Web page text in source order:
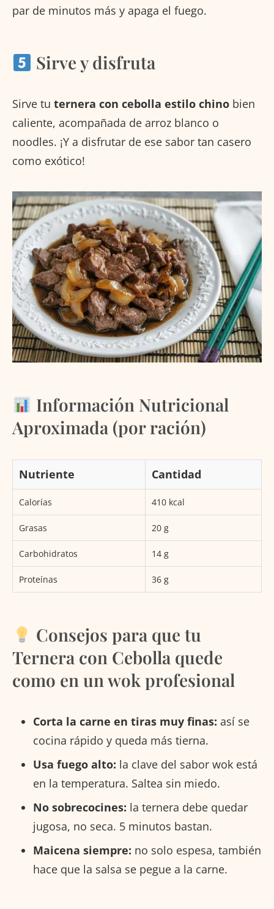
par de minutos más y apaga el fuego.
Sirve y disfruta
Sirve tu ternera con cebolla estilo chino bien
caliente, acompañada de arroz blanco o
noodles. ¡Y a disfrutar de ese sabor tan casero
como exótico!
Información Nutricional
Aproximada (por ración)
Nutriente Cantidad
Calorías 410 kcal
Grasas 20 g
Carbohidratos 14 g
Proteínas 36 g
Consejos para que tu
Ternera con Cebolla quede
como en un wok profesional
Corta la carne en tiras muy finas: así se
cocina rápido y queda más tierna.
Usa fuego alto: la clave del sabor wok está
en la temperatura. Saltea sin miedo.
No sobrecocines: la ternera debe quedar
jugosa, no seca. 5 minutos bastan.
Maicena siempre: no solo espesa, también
hace que la salsa se pegue a la carne.